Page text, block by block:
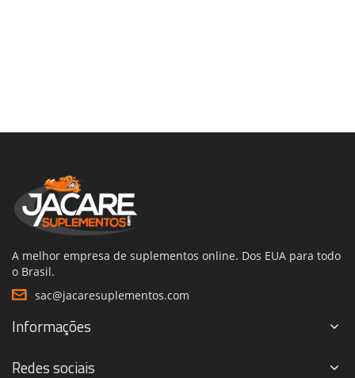
A melhor empresa de suplementos online. Dos EUA para todo
o Brasil.
sac@jacaresuplementos.com
Informações
Redes sociais